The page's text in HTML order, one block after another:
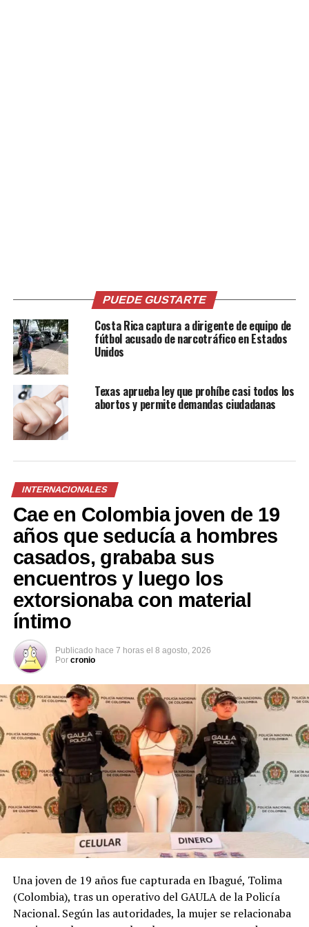
Relacionado
Rescatan a varios migrantes
centroamericanos en
2 abril, 2019
En «Internacionales»
CARAVANA MIGRANTE:
Soldados impiden que
cientos de migrantes crucen
la frontera de USA
5 junio, 2019
En «Migración»
RELATED TOPICS:
COMISIÓN NACIONAL DE SEGURIDAD.
FRONTERA SALTILLO
INSTITUTO DE MIGRACIÓN MÉXICO
MÉXICO
SALVADOREÑOS ARRESTADOS TEXAS
Salvadoreños tienen hasta hoy para reinscribirse por
última vez al TPS en EE.UU.
DON'T MISS
Condenan a mujer que se mandaba así misma mensajes
amenazantes por redes sociales
PUEDE GUSTARTE
Costa Rica captura a dirigente de equipo de
fútbol acusado de narcotráfico en Estados
Unidos
Texas aprueba ley que prohíbe casi todos los
abortos y permite demandas ciudadanas
INTERNACIONALES
Cae en Colombia joven de 19
años que seducía a hombres
casados, grababa sus
encuentros y luego los
extorsionaba con material
íntimo
Publicado hace 7 horas el 8 agosto, 2026
Por cronio
Una joven de 19 años fue capturada en Ibagué, Tolima
(Colombia), tras un operativo del GAULA de la Policía
Nacional. Según las autoridades, la mujer se relacionaba